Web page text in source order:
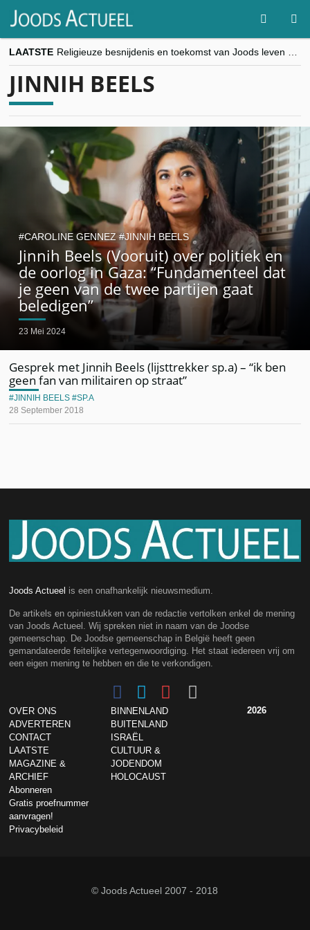
LAATSTE
“Besnijdenisdebat toont hoe moeilijk seculiere Westen minderheden begrijpt”, Jinnih Beels (Vooruit)
JINNIH BEELS
Jinnih Beels (Vooruit) over politiek en
de oorlog in Gaza: “Fundamenteel dat
je geen van de twee partijen gaat
beledigen”
23 Mei 2024
CAROLINE GENNEZ JINNIH BEELS
Gesprek met Jinnih Beels (lijsttrekker sp.a) – “ik ben
geen fan van militairen op straat”
28 September 2018
JINNIH BEELS SP.A
Joods Actueel is een onafhankelijk nieuwsmedium.
De artikels en opiniestukken van de redactie vertolken enkel de mening
van Joods Actueel. Wij spreken niet in naam van de Joodse
gemeenschap. De Joodse gemeenschap in België heeft geen
gemandateerde feitelijke vertegenwoordiging. Het staat iedereen vrij om
een eigen mening te hebben en die te verkondigen.
OVER ONS
ADVERTEREN
CONTACT
LAATSTE
MAGAZINE &
ARCHIEF
Abonneren
Gratis proefnummer
aanvragen!
Privacybeleid
BINNENLAND
BUITENLAND
ISRAËL
CULTUUR &
JODENDOM
HOLOCAUST
2026
© Joods Actueel 2007 - 2018